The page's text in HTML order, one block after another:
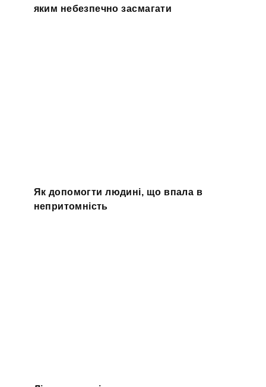
яким небезпечно засмагати
Як допомогти людині, що впала в
непритомність